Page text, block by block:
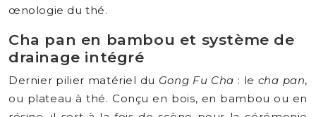
œnologie du thé.
Cha pan en bambou et système de
drainage intégré
Dernier pilier matériel du Gong Fu Cha : le cha pan,
ou plateau à thé. Conçu en bois, en bambou ou en